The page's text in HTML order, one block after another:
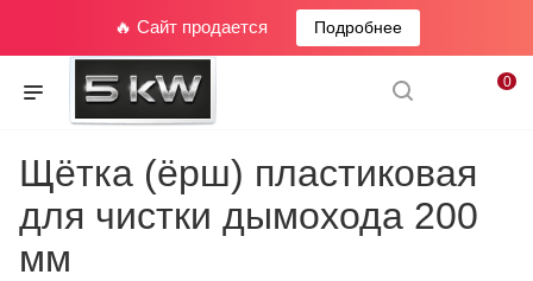
🔥 Сайт продается Подробнее
0
Щётка (ёрш) пластиковая
для чистки дымохода 200
мм